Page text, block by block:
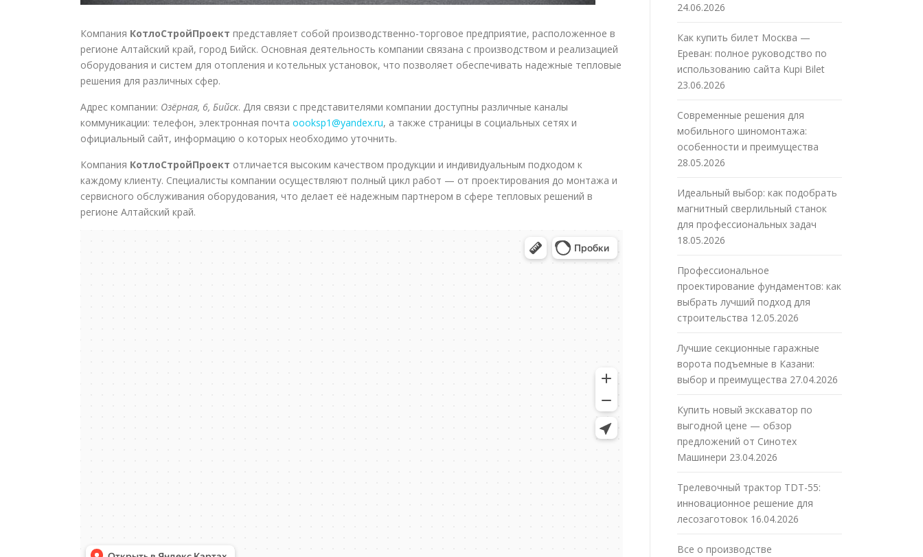
Компания КотлоСтройПроект представляет собой производственно-торговое предприятие, расположенное в
регионе Алтайский край, город Бийск. Основная деятельность компании связана с производством и реализацией
оборудования и систем для отопления и котельных установок, что позволяет обеспечивать надежные тепловые
решения для различных сфер.
Адрес компании: Озёрная, 6, Бийск. Для связи с представителями компании доступны различные каналы
коммуникации: телефон, электронная почта oooksp1@yandex.ru, а также страницы в социальных сетях и
официальный сайт, информацию о которых необходимо уточнить.
Компания КотлоСтройПроект отличается высоким качеством продукции и индивидуальным подходом к
каждому клиенту. Специалисты компании осуществляют полный цикл работ — от проектирования до монтажа и
сервисного обслуживания оборудования, что делает её надежным партнером в сфере тепловых решений в
регионе Алтайский край.
24.06.2026
Как купить билет Москва —
Ереван: полное руководство по
использованию сайта Kupi Bilet
23.06.2026
Современные решения для
мобильного шиномонтажа:
особенности и преимущества
28.05.2026
Идеальный выбор: как подобрать
магнитный сверлильный станок
для профессиональных задач
18.05.2026
Профессиональное
проектирование фундаментов: как
выбрать лучший подход для
строительства 12.05.2026
Лучшие секционные гаражные
ворота подъемные в Казани:
выбор и преимущества 27.04.2026
Купить новый экскаватор по
выгодной цене — обзор
предложений от Синотех
Машинери 23.04.2026
Трелевочный трактор TDT-55:
инновационное решение для
лесозаготовок 16.04.2026
Все о производстве